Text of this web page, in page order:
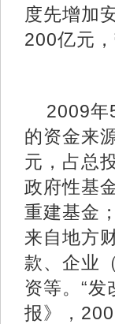
度先增加
200亿元
2009年
的资金来
元，占总
政府性基
重建基金
来自地方
款、企业
资等。“
报》，